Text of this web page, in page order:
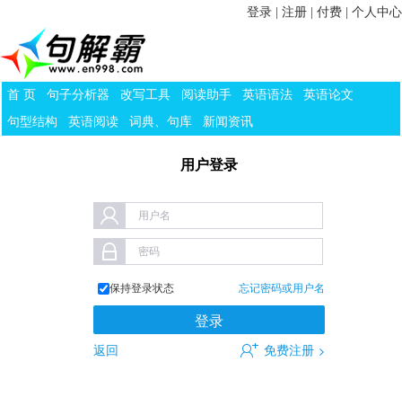
登录 注册 付费 个人中心
首 页 句子分析器 改写工具 阅读助手 英语语法
英语论文
句型结构
英语阅读 词典、句库 新闻资讯
用户登录
用户名
密码
保持登录状态 忘记密码或用户名
返回 免费注册